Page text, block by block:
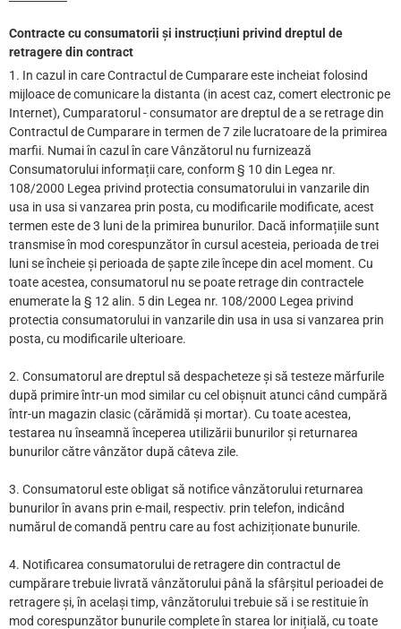
Contracte cu consumatorii și instrucțiuni privind dreptul de
retragere din contract
1. In cazul in care Contractul de Cumparare este incheiat folosind
mijloace de comunicare la distanta (in acest caz, comert electronic pe
Internet), Cumparatorul - consumator are dreptul de a se retrage din
Contractul de Cumparare in termen de 7 zile lucratoare de la primirea
marfii. Numai în cazul în care Vânzătorul nu furnizează
Consumatorului informații care, conform § 10 din Legea nr.
108/2000 Legea privind protectia consumatorului in vanzarile din
usa in usa si vanzarea prin posta, cu modificarile modificate, acest
termen este de 3 luni de la primirea bunurilor. Dacă informațiile sunt
transmise în mod corespunzător în cursul acesteia, perioada de trei
luni se încheie și perioada de șapte zile începe din acel moment. Cu
toate acestea, consumatorul nu se poate retrage din contractele
enumerate la § 12 alin. 5 din Legea nr. 108/2000 Legea privind
protectia consumatorului in vanzarile din usa in usa si vanzarea prin
posta, cu modificarile ulterioare.
2. Consumatorul are dreptul să despacheteze și să testeze mărfurile
după primire într-un mod similar cu cel obișnuit atunci când cumpără
într-un magazin clasic (cărămidă și mortar). Cu toate acestea,
testarea nu înseamnă începerea utilizării bunurilor și returnarea
bunurilor către vânzător după câteva zile.
3. Consumatorul este obligat să notifice vânzătorului returnarea
bunurilor în avans prin e-mail, respectiv. prin telefon, indicând
numărul de comandă pentru care au fost achiziționate bunurile.
4. Notificarea consumatorului de retragere din contractul de
cumpărare trebuie livrată vânzătorului până la sfârșitul perioadei de
retragere și, în același timp, vânzătorului trebuie să i se restituie în
mod corespunzător bunurile complete în starea lor inițială, cu toate